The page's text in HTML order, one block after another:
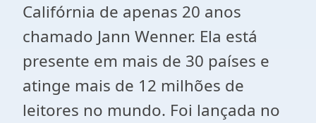
Califórnia de apenas 20 anos
chamado Jann Wenner. Ela está
presente em mais de 30 países e
atinge mais de 12 milhões de
leitores no mundo. Foi lançada no